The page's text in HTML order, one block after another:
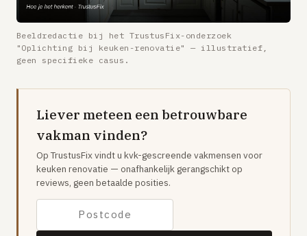
Gaslucht
Stroom uitgevallen
Buitengesloten
Keuken vervangen
Dakkapel plaatsen
Dak renovatie
TUIN
Beeldredactie bij het TrustusFix-onderzoek
"Oplichting bij keuken-renovatie" — illustratief,
geen specifieke casus.
Liever meteen een betrouwbare
vakman vinden?
Op TrustusFix vindt u kvk-gescreende vakmensen voor
keuken renovatie — onafhankelijk gerangschikt op
reviews, geen betaalde posities.